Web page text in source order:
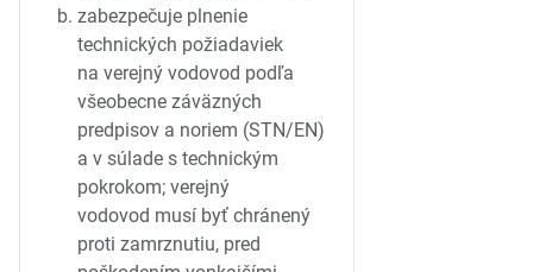
zabezpečuje plnenie
technických požiadaviek
na verejný vodovod podľa
všeobecne záväzných
predpisov a noriem (STN/EN)
a v súlade s technickým
pokrokom; verejný
vodovod musí byť chránený
proti zamrznutiu, pred